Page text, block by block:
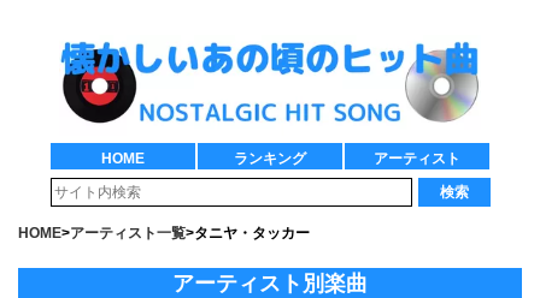
HOME ランキング
アーティスト
検索
HOME>アーティスト一覧>タニヤ・タッカー
アーティスト別楽曲